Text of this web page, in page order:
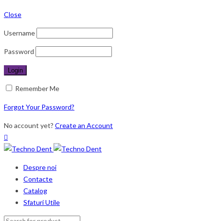
Close
Username
Password
Remember Me
Forgot Your Password?
No account yet? Create an Account
Despre noi
Contacte
Catalog
Sfaturi Utile